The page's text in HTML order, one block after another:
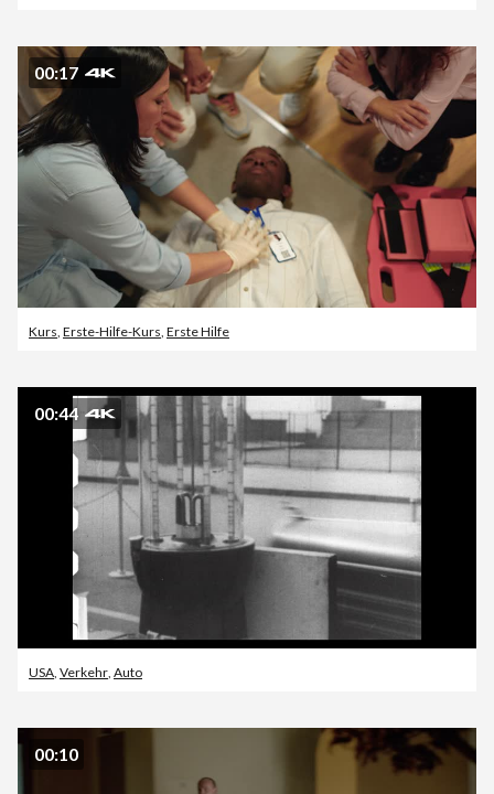
00:17
Kurs Erste-Hilfe-Kurs Erste Hilfe
00:44
USA Verkehr Auto
00:10